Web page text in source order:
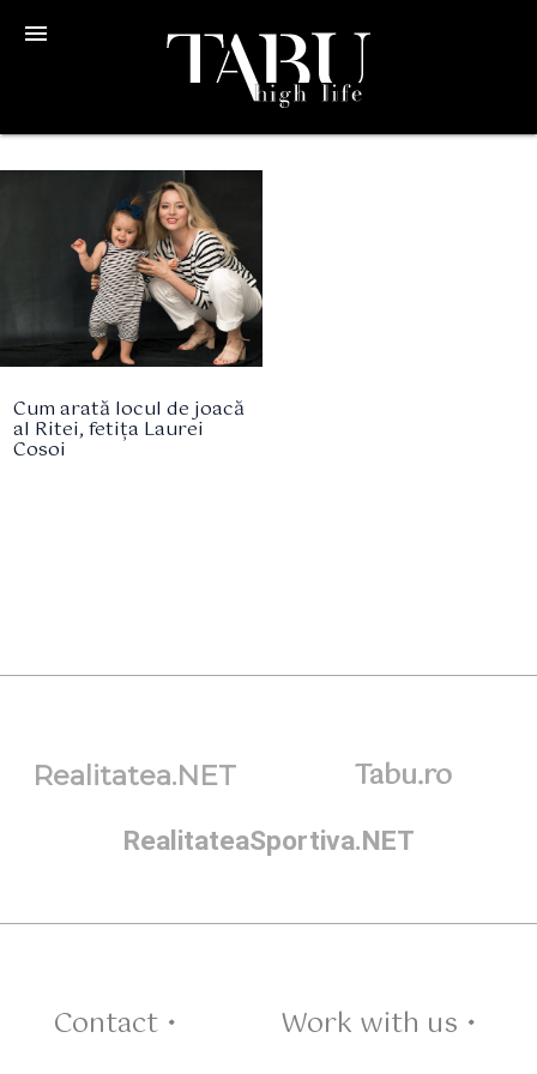
menu
Cum arată locul de joacă
al Ritei, fetița Laurei
Cosoi
Realitatea.NET Tabu.ro
RealitateaSportiva.NET
Contact • Work with us •